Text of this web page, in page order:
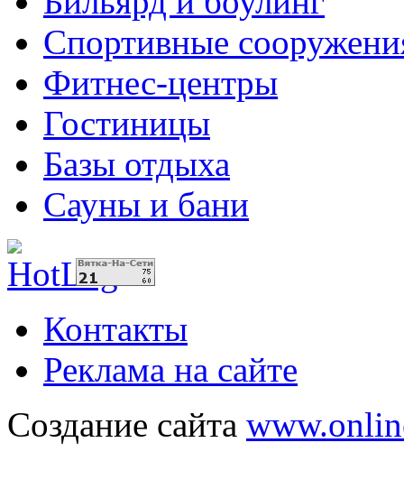
Спортивные
Фитнес-центры
Гостиницы
Базы отдыха
Сауны и бани
Контакты
Реклама на сайте
Создание сайта